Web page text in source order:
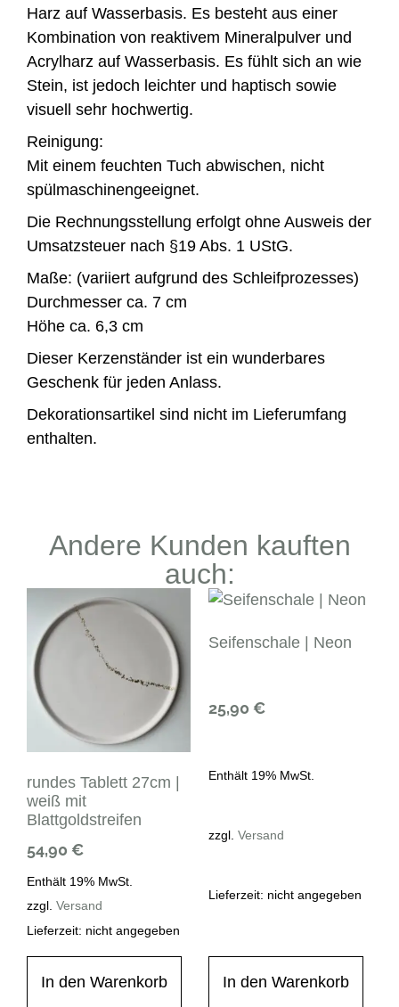
Harz auf Wasserbasis. Es besteht aus einer
Kombination von reaktivem Mineralpulver und
Acrylharz auf Wasserbasis. Es fühlt sich an wie
Stein, ist jedoch leichter und haptisch sowie
visuell sehr hochwertig.
Reinigung:
Mit einem feuchten Tuch abwischen, nicht
spülmaschinengeeignet.
Die Rechnungsstellung erfolgt ohne Ausweis der
Umsatzsteuer nach §19 Abs. 1 UStG.
Maße: (variiert aufgrund des Schleifprozesses)
Durchmesser ca. 7 cm
Höhe ca. 6,3 cm
Dieser Kerzenständer ist ein wunderbares
Geschenk für jeden Anlass.
Dekorationsartikel sind nicht im Lieferumfang
enthalten.
Andere Kunden kauften
auch:
rundes Tablett 27cm |
weiß mit
Blattgoldstreifen
54,90 €
Enthält 19% MwSt.
zzgl. Versand
Lieferzeit: nicht angegeben
In den Warenkorb
Seifenschale | Neon
25,90 €
Enthält 19% MwSt.
zzgl. Versand
Lieferzeit: nicht angegeben
In den Warenkorb